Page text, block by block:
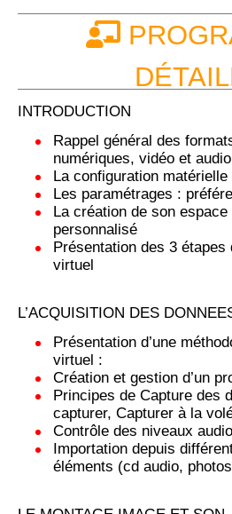
INTRODUCTION
Rappel général des
numériques, vidéo et audio
La configuration matérielle
Les paramétrages :
La création de son
personnalisé
Présentation des 3 étapes
virtuel
L’ACQUISITION DES
Présentation d’une
virtuel :
Création et gestion d’un
Principes de Capture des
capturer, Capturer à la
Contrôle des niveaux
Importation depuis
éléments (cd audio,